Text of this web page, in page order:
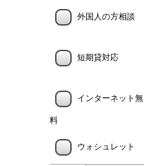
外国人の方相談
短期貸対応
インターネット無
料
ウォシュレット